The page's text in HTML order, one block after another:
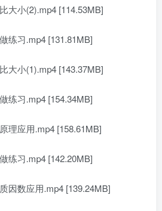
小(2).mp4 [114.53MB]
习.mp4 [131.81MB]
小(1).mp4 [143.37MB]
习.mp4 [154.34MB]
应用.mp4 [158.61MB]
习.mp4 [142.20MB]
数应用.mp4 [139.24MB]